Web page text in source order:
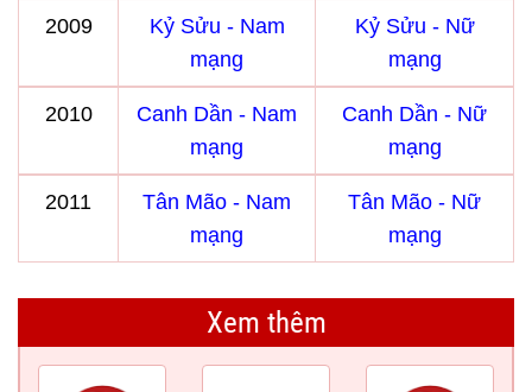
2009
Kỷ Sửu - Nam
mạng
Kỷ Sửu - Nữ
mạng
2010
Canh Dần - Nam
mạng
Canh Dần - Nữ
mạng
2011
Tân Mão - Nam
mạng
Tân Mão - Nữ
mạng
Xem thêm